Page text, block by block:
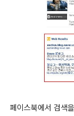
페이스북에서 검색